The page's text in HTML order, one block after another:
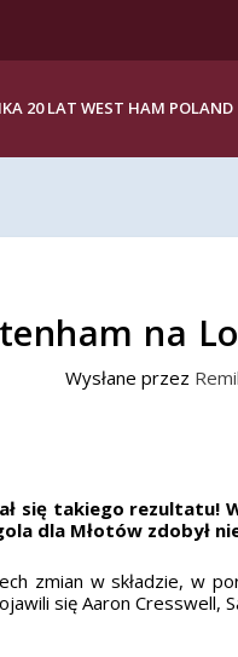
20 LAT WEST HAM POLAND
na
Wysłane przez
się takiego rezultatu!
dla Młotów zdobył
zmian w składzie, w
się Aaron Cresswell,